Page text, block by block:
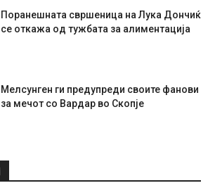
Поранешната свршеница на Лука Дончиќ
се откажа од тужбата за алиментација
Мелсунген ги предупреди своите фанови
за мечот со Вардар во Скопје